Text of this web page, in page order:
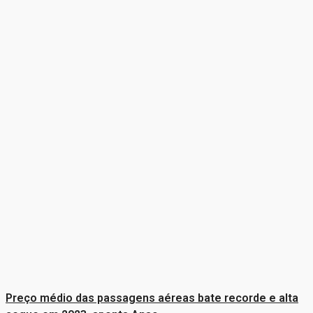
Preço médio das passagens aéreas bate recorde e alta